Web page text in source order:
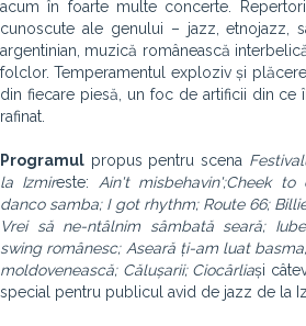
acum în foarte multe concerte.
cunoscute ale genului – jazz, etnojazz,
argentinian, muzică românească
folclor. Temperamentul exploziv și
din fiecare piesă, un foc de artificii din ce
rafinat.
Programul propus pentru scena
la Izmireste: Ain't misbehavin';Cheek to
danco samba; I got rhythm; Route 66;
Vrei să ne-ntâlnim sâmbată seară;
swing românesc; Aseară ți-am luat
moldovenească; Călușarii; Ciocârliași
special pentru publicul avid de jazz de la